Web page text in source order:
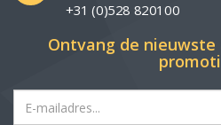
+31 (0)528 820100
Ontvang de